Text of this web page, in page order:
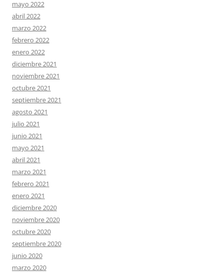
mayo 2022
abril 2022
marzo 2022
febrero 2022
enero 2022
diciembre 2021
noviembre 2021
octubre 2021
septiembre 2021
agosto 2021
julio 2021
junio 2021
mayo 2021
abril 2021
marzo 2021
febrero 2021
enero 2021
diciembre 2020
noviembre 2020
octubre 2020
septiembre 2020
junio 2020
marzo 2020